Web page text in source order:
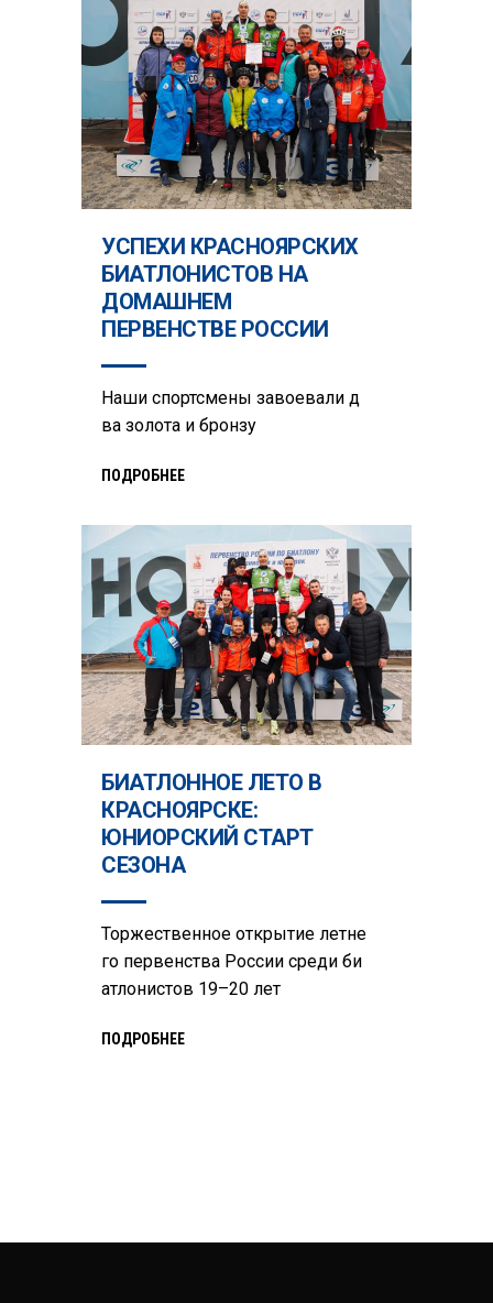
УСПЕХИ КРАСНОЯРСКИХ
БИАТЛОНИСТОВ НА
ДОМАШНЕМ
ПЕРВЕНСТВЕ РОССИИ
Наши спортсмены завоевали д
ва золота и бронзу
ПОДРОБНЕЕ
БИАТЛОННОЕ ЛЕТО В
КРАСНОЯРСКЕ:
ЮНИОРСКИЙ СТАРТ
СЕЗОНА
Торжественное открытие летне
го первенства России среди би
атлонистов 19–20 лет
ПОДРОБНЕЕ